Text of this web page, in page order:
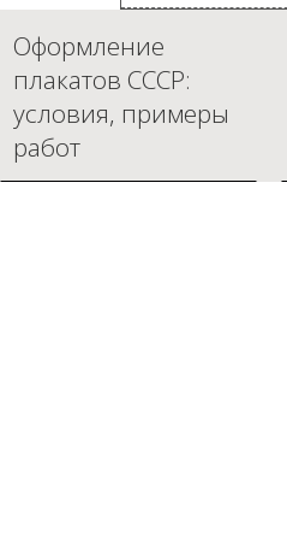
Оформление
плакатов СССР:
условия, примеры
работ